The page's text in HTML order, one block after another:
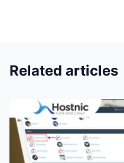
Related articles